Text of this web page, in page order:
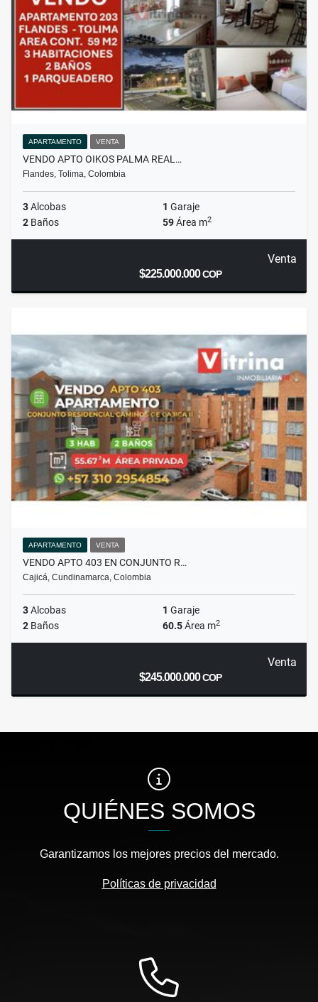
APARTAMENTO VENTA
VENDO APTO OIKOS PALMA REAL…
Flandes, Tolima, Colombia
3Alcobas 1 Garaje
2 Baños 59Área m2
Venta
$225.000.000COP
APARTAMENTO VENTA
VENDO APTO 403 EN CONJUNTO R…
Cajicá, Cundinamarca, Colombia
3Alcobas 1 Garaje
2 Baños 60.5Área m2
Venta
$245.000.000COP
QUIÉNES SOMOS
Garantizamos los mejores precios del mercado.
Políticas de privacidad